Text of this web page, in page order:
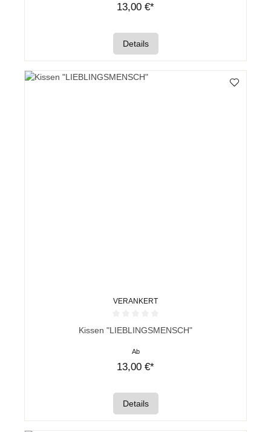
13,00 €*
Details
VERANKERT
Durchschnittliche Bewertung von 0 von 5 Sternen
Kissen "LIEBLINGSMENSCH"
Ab
13,00 €*
Details